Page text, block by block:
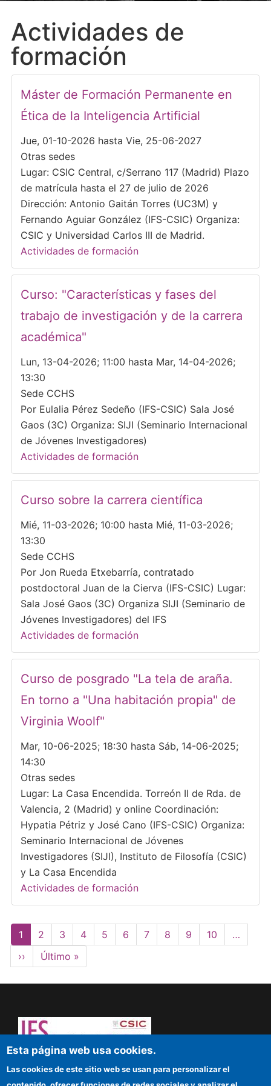
Actividades de
formación
Máster de Formación Permanente en
Ética de la Inteligencia Artificial
Jue, 01-10-2026 hasta Vie, 25-06-2027
Otras sedes
Lugar: CSIC Central, c/Serrano 117 (Madrid) Plazo
de matrícula hasta el 27 de julio de 2026
Dirección: Antonio Gaitán Torres (UC3M) y
Fernando Aguiar González (IFS-CSIC) Organiza:
CSIC y Universidad Carlos III de Madrid.
Actividades de formación
Curso: "Características y fases del
trabajo de investigación y de la carrera
académica"
Lun, 13-04-2026; 11:00 hasta Mar, 14-04-2026;
13:30
Sede CCHS
Por Eulalia Pérez Sedeño (IFS-CSIC) Sala José
Gaos (3C) Organiza: SIJI (Seminario Internacional
de Jóvenes Investigadores)
Actividades de formación
Curso sobre la carrera científica
Mié, 11-03-2026; 10:00 hasta Mié, 11-03-2026;
13:30
Sede CCHS
Por Jon Rueda Etxebarría, contratado
postdoctoral Juan de la Cierva (IFS-CSIC) Lugar:
Sala José Gaos (3C) Organiza SIJI (Seminario de
Jóvenes Investigadores) del IFS
Actividades de formación
Curso de posgrado "La tela de araña.
En torno a "Una habitación propia" de
Virginia Woolf"
Mar, 10-06-2025; 18:30 hasta Sáb, 14-06-2025;
14:30
Otras sedes
Lugar: La Casa Encendida. Torreón II de Rda. de
Valencia, 2 (Madrid) y online Coordinación:
Hypatia Pétriz y José Cano (IFS-CSIC) Organiza:
Seminario Internacional de Jóvenes
Investigadores (SIJI), Instituto de Filosofía (CSIC)
y La Casa Encendida
Actividades de formación
Paginación
Página
actual
1 Page
2 Page
3 Page
4 Page
5 Page
6 Page
7 Page
8 Page
9 Page
10
…
Siguiente
página
››
Última
página
Último »
¡Atrévete a pensar! Sapere aude
Esta página web usa cookies.
Las cookies de este sitio web se usan para personalizar el